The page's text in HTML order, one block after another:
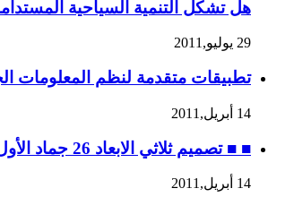
هل تشكل التنمية السياحية
29 يوليو,2011
تطبيقات متقدمة لنظم المعلومات الجغرافية 11 – 15 جماد الثاني 1432 ه، الموافق
14 أبريل,2011
■ ■ تصميم ثلاثي الابعاد 26 جماد الأول- 1 جماد الثاني 1432 ه، الموافق 30 أبريل – 4 مايو 2011 م
14 أبريل,2011